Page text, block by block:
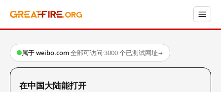
属于 weibo.com·全部可访问·3000 个已测试网址→
在中国大陆能打开